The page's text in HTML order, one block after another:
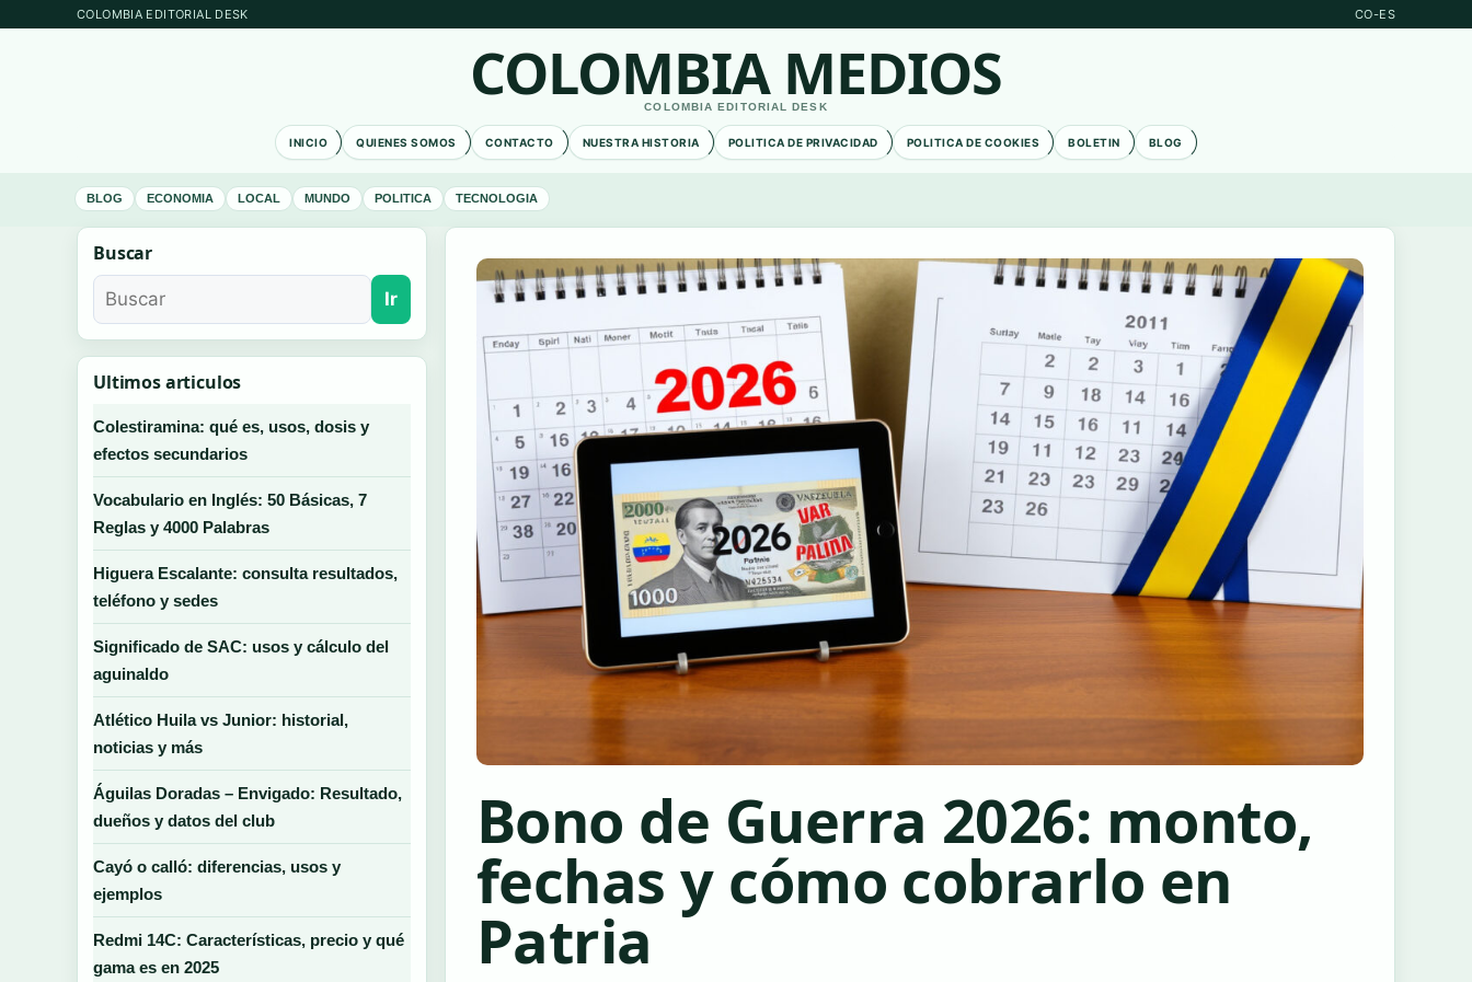
COLOMBIA EDITORIAL DESK CO-ES
COLOMBIA MEDIOS
COLOMBIA EDITORIAL DESK
INICIO QUIENES SOMOS CONTACTO NUESTRA HISTORIA POLITICA DE PRIVACIDAD POLITICA DE COOKIES BOLETIN BLOG
BLOG ECONOMIA LOCAL MUNDO POLITICA TECNOLOGIA
Bono de Guerra 2026: monto,
fechas y cómo cobrarlo en
Patria
Buscar
Ir
Ultimos articulos
Colestiramina: qué es, usos, dosis y
efectos secundarios
Vocabulario en Inglés: 50 Básicas, 7
Reglas y 4000 Palabras
Higuera Escalante: consulta resultados,
teléfono y sedes
Significado de SAC: usos y cálculo del
aguinaldo
Atlético Huila vs Junior: historial,
noticias y más
Águilas Doradas – Envigado: Resultado,
dueños y datos del club
Cayó o calló: diferencias, usos y
ejemplos
Redmi 14C: Características, precio y qué
gama es en 2025